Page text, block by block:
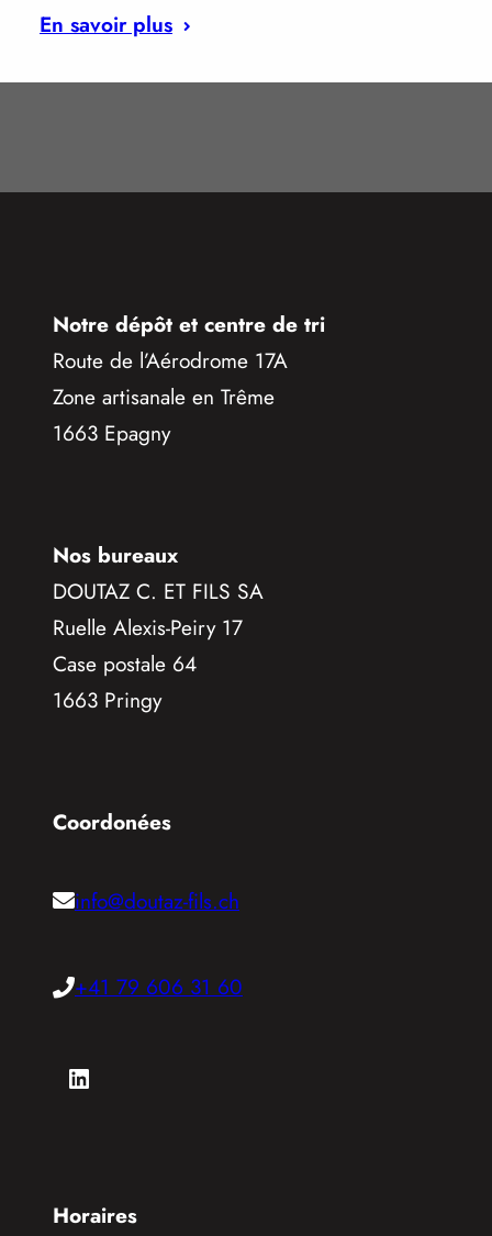
En savoir plus
Notre dépôt et centre de tri
Route de l’Aérodrome 17A
Zone artisanale en Trême
1663 Epagny
Nos bureaux
DOUTAZ C. ET FILS SA
Ruelle Alexis-Peiry 17
Case postale 64
1663 Pringy
Coordonées
info@doutaz-fils.ch
+41 79 606 31 60
LinkedIn
Horaires